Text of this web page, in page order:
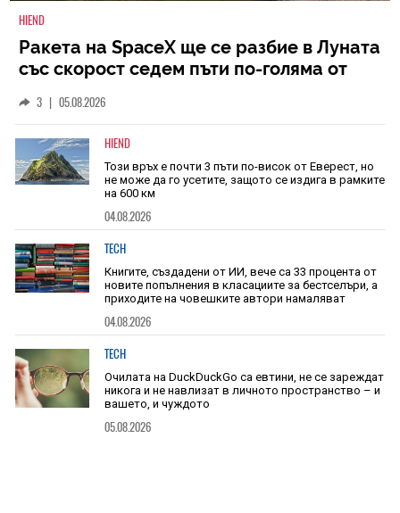
HIEND
Ракета на SpaceX ще се разбие в Луната
със скорост седем пъти по-голяма от
3 | 05.08.2026
HIEND
Този връх е почти 3 пъти по-висок от Еверест, но
не може да го усетите, защото се издига в рамките
на 600 км
04.08.2026
TECH
Книгите, създадени от ИИ, вече са 33 процента от
новите попълнения в класациите за бестселъри, а
приходите на човешките автори намаляват
04.08.2026
TECH
Очилата на DuckDuckGo са евтини, не се зареждат
никога и не навлизат в личното пространство – и
вашето, и чуждото
05.08.2026